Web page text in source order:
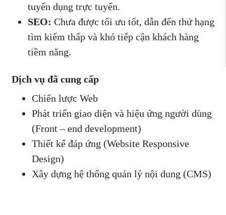
tuyển dụng trực tuyến.
SEO: Chưa được tối ưu tốt, dẫn đến thứ hạng
tìm kiếm thấp và khó tiếp cận khách hàng
tiềm năng.
Dịch vụ đã cung cấp
Chiến lược Web
Phát triển giao diện và hiệu ứng người dùng
(Front – end development)
Thiết kế đáp ứng (Website Responsive
Design)
Xây dựng hệ thống quản lý nội dung (CMS)